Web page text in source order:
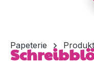
Papeterie